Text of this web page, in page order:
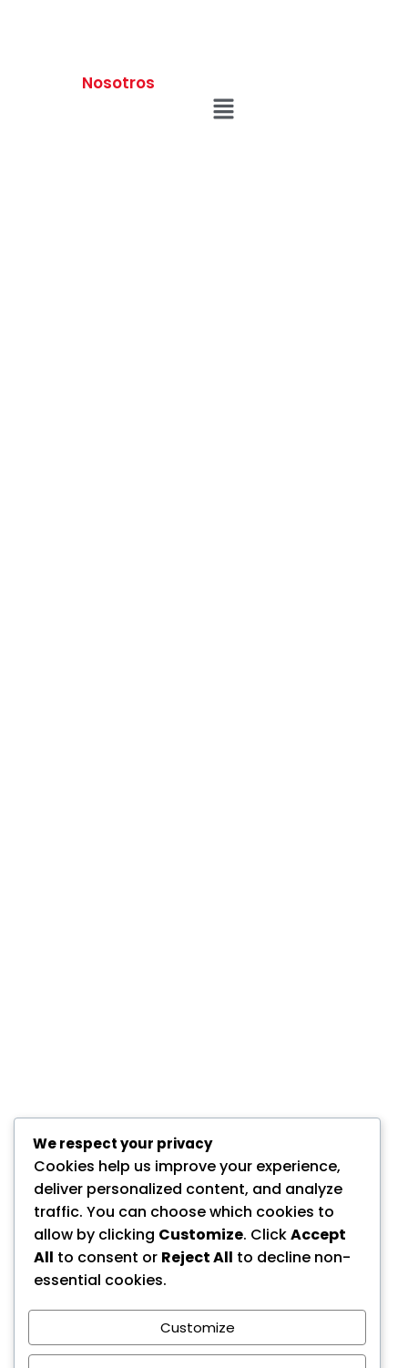
Nosotros
We respect your privacy
Cookies help us improve your experience,
deliver personalized content, and analyze
traffic. You can choose which cookies to
allow by clicking Customize. ClickAccept
All to consent or Reject All to decline non-
essential cookies.
Customize